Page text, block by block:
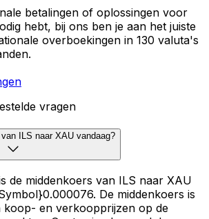
betalingen of oplossingen voor
hebt, bij ons ben je aan het juiste
overboekingen in 130 valuta's
vragen
ILS naar XAU vandaag?
de middenkoers van ILS naar XAU
De middenkoers is
koop- en verkoopprijzen op de